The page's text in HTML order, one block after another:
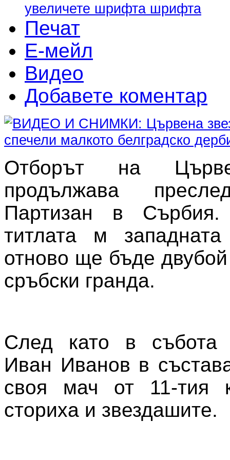
увеличете шрифта
Печат
Е-мейл
Видео
Добавете коментар
Отборът на
продължава
Партизан в Сърбия.
титлата м
отново ще бъде
сръбски гранда.
След като в събота
Иван Иванов в
своя мач от 11-тия
сториха и звездашите.